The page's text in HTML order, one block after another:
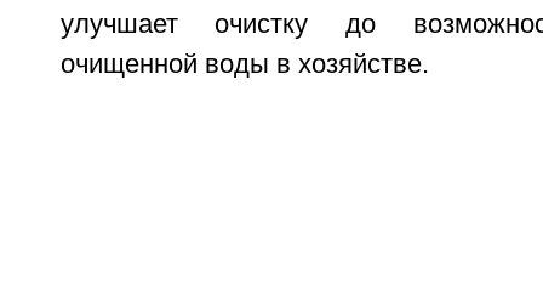
улучшает очистку до
очищенной воды в хозяйстве.